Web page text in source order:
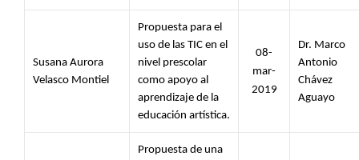
Susana Aurora
Velasco Montiel
Propuesta para el
uso de las TIC en el
nivel prescolar
como apoyo al
aprendizaje de la
educación artística.
08-
mar-
2019
Dr. Marco
Antonio
Chávez
Aguayo
Propuesta de una